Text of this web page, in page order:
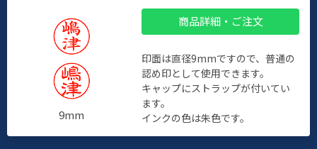
9mm
商品詳細・ご注文
印面は直径9mmですので、普通の
認め印として使用できます。
キャップにストラップが付いてい
ます。
インクの色は朱色です。